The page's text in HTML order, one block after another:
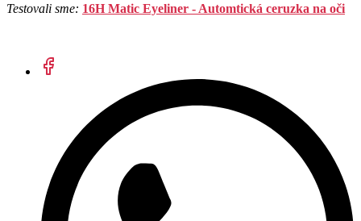
Testovali sme: 16H Matic Eyeliner - Automtická ceruzka na oči